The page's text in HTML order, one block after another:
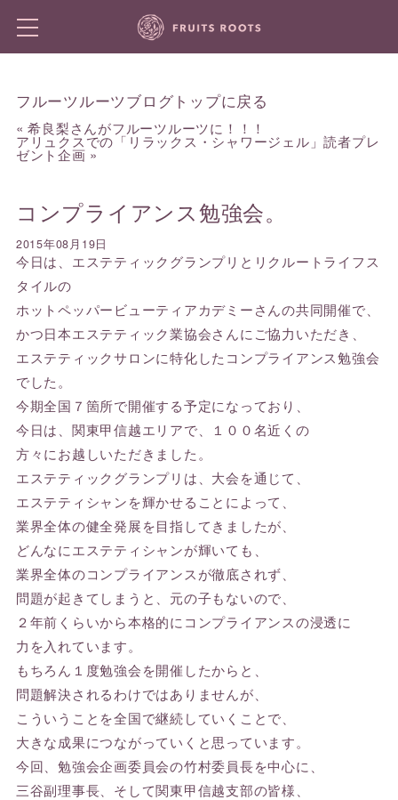
フルーツルーツブログトップに戻る
«希良梨さんがフルーツルーツに！！！
アリュクスでの「リラックス・シャワージェル」読者プレ
ゼント企画 »
コンプライアンス勉強会。
2015年08月19日
今日は、エステティックグランプリとリクルートライフス
タイルの
ホットペッパービューティアカデミーさんの共同開催で、
かつ日本エステティック業協会さんにご協力いただき、
エステティックサロンに特化したコンプライアンス勉強会
でした。
今期全国７箇所で開催する予定になっており、
今日は、関東甲信越エリアで、１００名近くの
方々にお越しいただきました。
エステティックグランプリは、大会を通じて、
エステティシャンを輝かせることによって、
業界全体の健全発展を目指してきましたが、
どんなにエステティシャンが輝いても、
業界全体のコンプライアンスが徹底されず、
問題が起きてしまうと、元の子もないので、
２年前くらいから本格的にコンプライアンスの浸透に
力を入れています。
もちろん１度勉強会を開催したからと、
問題解決されるわけではありませんが、
こういうことを全国で継続していくことで、
大きな成果につながっていくと思っています。
今回、勉強会企画委員会の竹村委員長を中心に、
三谷副理事長、そして関東甲信越支部の皆様、